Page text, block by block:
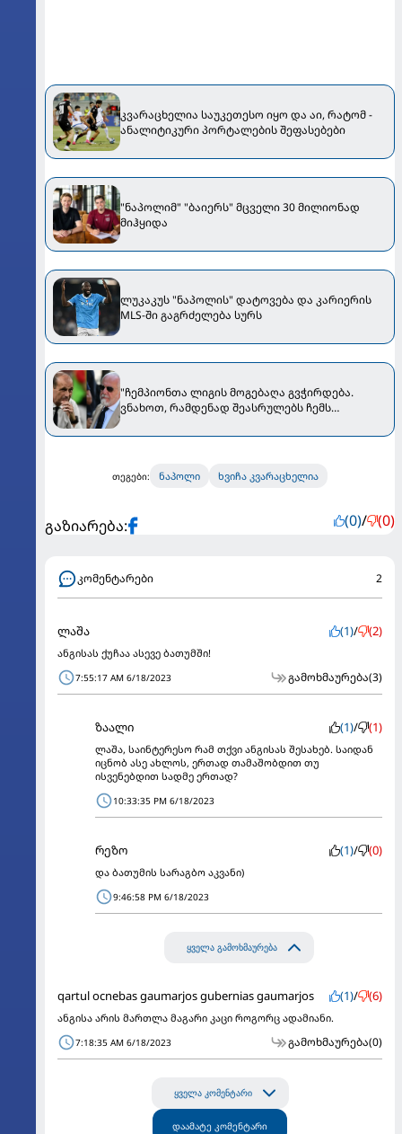
კვარაცხელია საუკეთესო იყო და აი, რატომ -
ანალიტიკური პორტალების შეფასებები
"ნაპოლიმ" "ბაიერს" მცველი 30 მილიონად
მიჰყიდა
ლუკაკუს "ნაპოლის" დატოვება და კარიერის
MLS-ში გაგრძელება სურს
"ჩემპიონთა ლიგის მოგებაღა გვჭირდება.
ვნახოთ, რამდენად შეასრულებს ჩემს
ისაუბრა
თეგები: ნაპოლი ხვიჩა კვარაცხელია
გაზიარება: (0)/ (0)
კომენტარები 2
ლაშა (1)/ (2)
ანგისას ქუჩაა ასევე ბათუმში!
7:55:17 AM 6/18/2023 გამოხმაურება(3)
ზაალი (1)/ (1)
ლაშა, საინტერესო რამ თქვი ანგისას შესახებ. საიდან
იცნობ ასე ახლოს, ერთად თამაშობდით თუ
ისვენებდით სადმე ერთად?
10:33:35 PM 6/18/2023
რეზო (1)/ (0)
და ბათუმის სარაგბო აკვანი)
9:46:58 PM 6/18/2023
ყველა გამოხმაურება
qartul ocnebas gaumarjos gubernias gaumarjos (1)/ (6)
ანგისა არის მართლა მაგარი კაცი როგორც ადამიანი.
7:18:35 AM 6/18/2023 გამოხმაურება(0)
ყველა კომენტარი
დაამატე კომენტარი